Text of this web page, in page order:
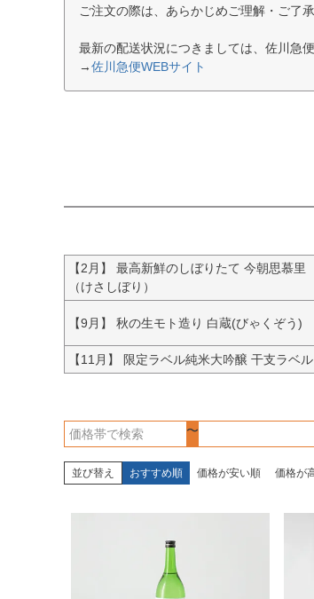
ご注文の際は、あらかじめご理解・ご了
最新の配送状況につきましては、佐川急
→佐川急便WEBサイト
【2月】 最高新鮮のしぼりたて 今朝思慕里
（けさしぼり）
【9月】 秋の生モト造り 白蔵(びゃくぞう)
【11月】 限定ラベル純米大吟醸 干支ラベ
〜
並び替え おすすめ順 価格が安い順 価格が